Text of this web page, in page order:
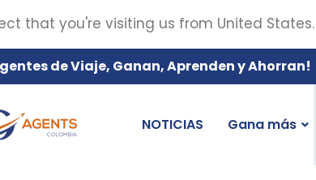
de Viaje, Ganan, Aprenden y Ahorran!
NOTICIAS Gana más
that you're visiting us from United